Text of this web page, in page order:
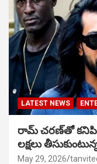
LATEST NEWS
రామ్ చరణ్‌తో
లక్షలు
May 29, 2026